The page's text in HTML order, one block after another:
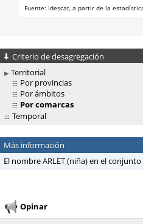
Criterio de desagregación
Territorial
Por provincias
Por ámbitos
Por comarcas
Temporal
Más información
El nombre ARLET (niña) en el
Opinar